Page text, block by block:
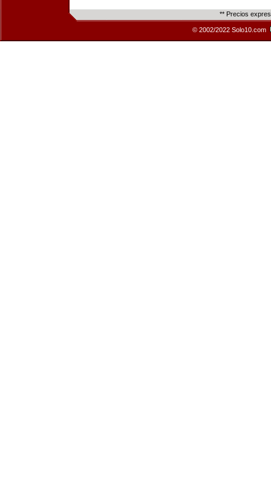
** Precios
© 2002/2022 Solo10.com